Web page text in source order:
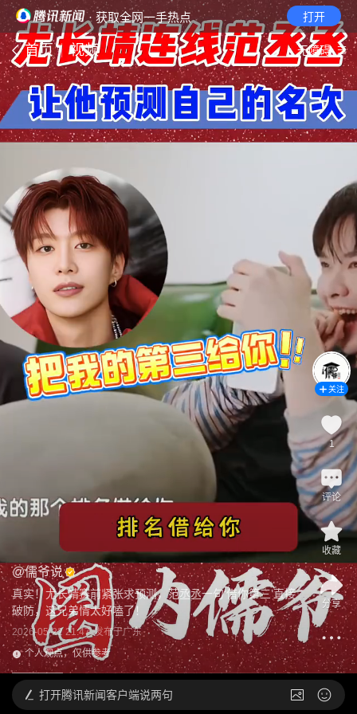
· 获取全网一手热点 打开
首页 视频 无障碍
@儒爷说
真实！尤长靖赛前紧张求预测，范丞丞一句‘借你第三’直接
破防，这兄弟情太好嗑了！
2026-05-22 21:47 发布于广东
个人观点，仅供参考
关注
1
评论
收藏
分享
打开腾讯新闻客户端说两句